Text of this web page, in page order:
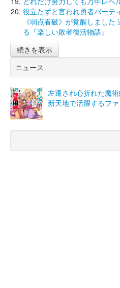
役立たずと言われ勇者パーテ
《弱点看破》が覚醒しまし
る『楽しい敗者復活物語』
続きを表示
ニュース
左遷され心折れた魔
新天地で活躍するフ